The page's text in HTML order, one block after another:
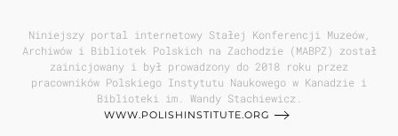
Niniejszy portal internetowy Stałej Konferencji Muzeów,
Archiwów i Bibliotek Polskich na Zachodzie (MABPZ) został
zainicjowany i był prowadzony do 2018 roku przez
pracowników Polskiego Instytutu Naukowego w Kanadzie i
Biblioteki im. Wandy Stachiewicz.
WWW.POLISHINSTITUTE.ORG